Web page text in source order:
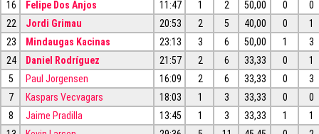
16
Felipe Dos Anjos 11:47 1 2 50,00 0
0
22
Jordi Grimau 20:53 2 5 40,00 0
1
23
Mindaugas Kacinas 23:13 3 6 50,00 1
3
24
Daniel Rodríguez 21:57 2 6 33,33 0
1
5
Paul Jorgensen 16:09 2 6 33,33 0
3
7
Kaspars Vecvagars 18:03 1 3 33,33 0
0
8
Jaime Pradilla 13:45 1 3 33,33 1
1